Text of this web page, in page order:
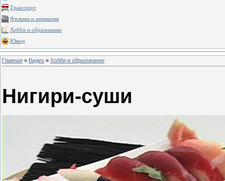
Транспорт
Фильмы и анимация
Хобби и образование
Юмор
Главная » Видео » Хобби и образование
Нигири-суши